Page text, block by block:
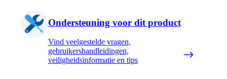
Ondersteuning voor dit product
Vind veelgestelde vragen,
gebruikershandleidingen,
veiligheidsinformatie en tips